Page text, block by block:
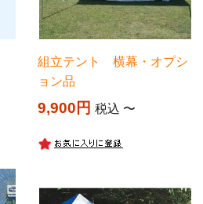
組立テント 横幕・オプシ
ョン品
9,900 税込 〜